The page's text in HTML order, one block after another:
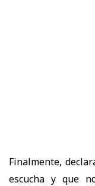
Finalmente,
escucha y que